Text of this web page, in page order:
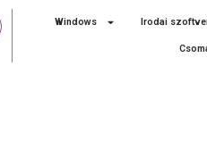
Windows Irodai